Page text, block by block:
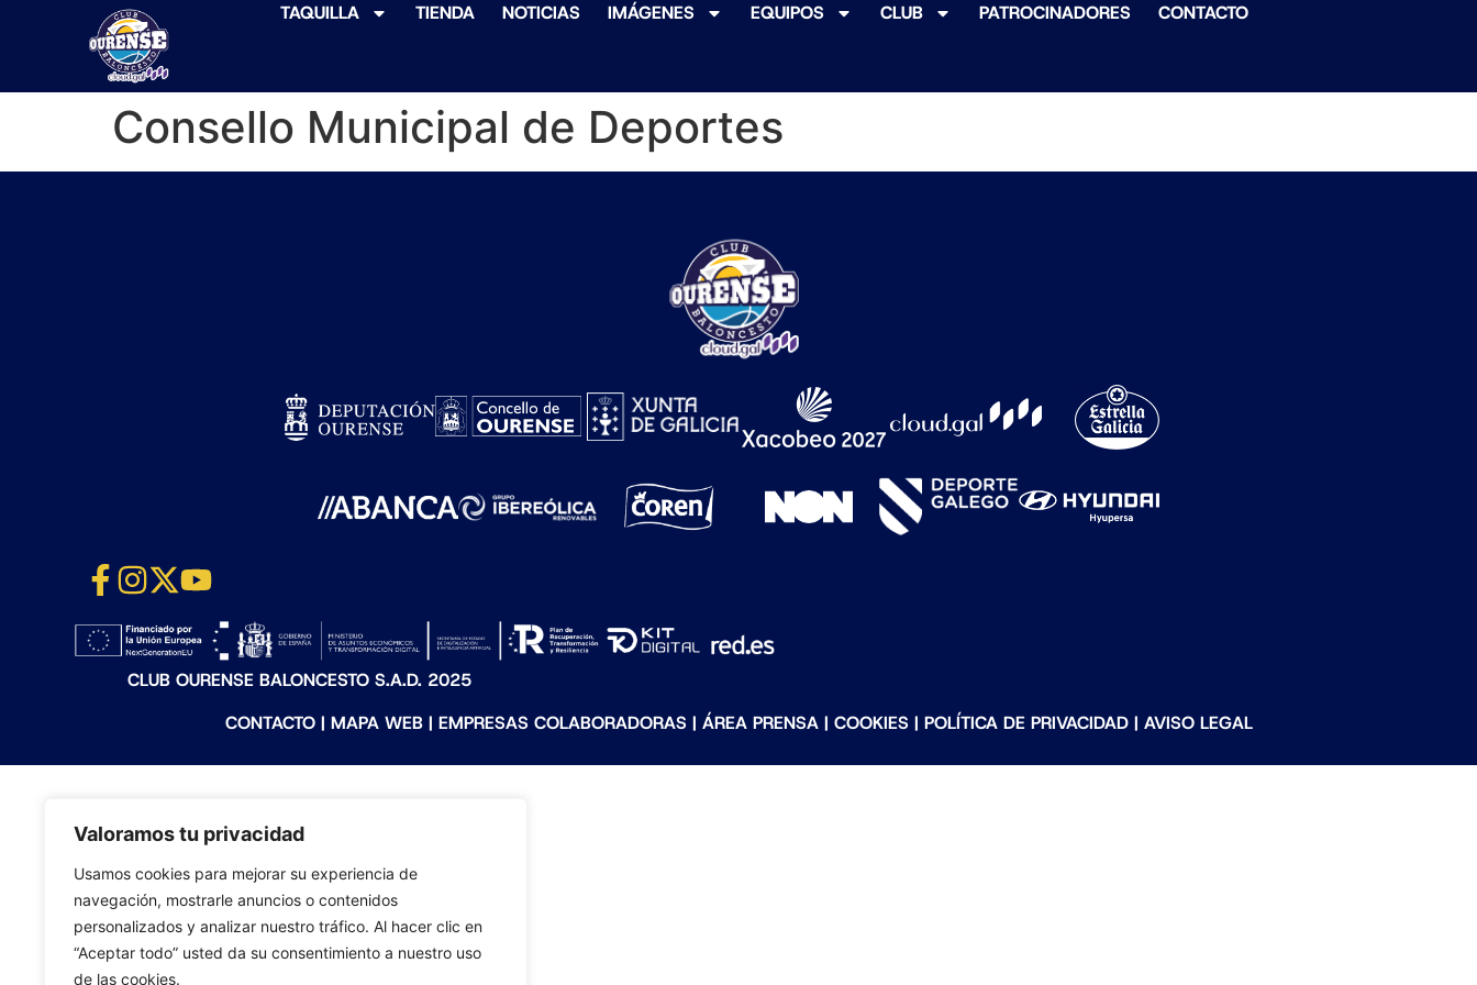
Valoramos tu privacidad
Usamos cookies para mejorar su experiencia de
navegación, mostrarle anuncios o contenidos
personalizados y analizar nuestro tráfico. Al hacer clic en
“Aceptar todo” usted da su consentimiento a nuestro uso
de las cookies.
TAQUILLA TIENDA NOTICIAS IMÁGENES EQUIPOS CLUB PATROCINADORES CONTACTO
Consello Municipal de Deportes
CLUB OURENSE BALONCESTO S.A.D. 2025
CONTACTO| MAPA WEB| EMPRESAS COLABORADORAS | ÁREA PRENSA| COOKIES | POLÍTICA DE PRIVACIDAD| AVISO LEGAL